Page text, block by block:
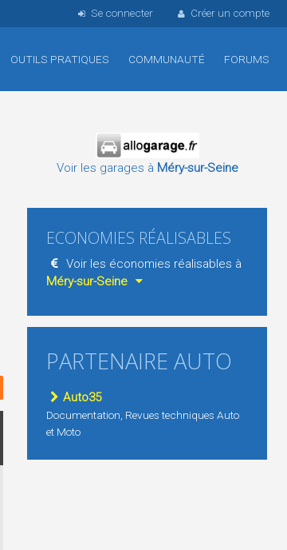
Se connecter Créer un compte
OUTILS PRATIQUES COMMUNAUTÉ FORUMS
Voir les garages à Méry-sur-Seine
ECONOMIES RÉALISABLES
Voir les économies réalisables à
Méry-sur-Seine
PARTENAIRE AUTO
Auto35
Documentation, Revues techniques Auto
et Moto